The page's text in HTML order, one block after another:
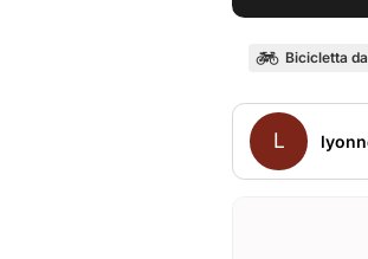
Bicicletta
L